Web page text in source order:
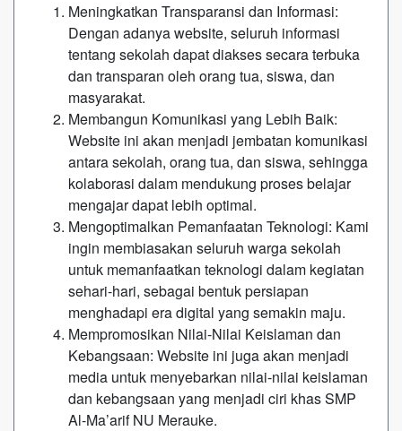
Meningkatkan Transparansi dan Informasi:
Dengan adanya website, seluruh informasi
tentang sekolah dapat diakses secara terbuka
dan transparan oleh orang tua, siswa, dan
masyarakat.
Membangun Komunikasi yang Lebih Baik:
Website ini akan menjadi jembatan komunikasi
antara sekolah, orang tua, dan siswa, sehingga
kolaborasi dalam mendukung proses belajar
mengajar dapat lebih optimal.
Mengoptimalkan Pemanfaatan Teknologi: Kami
ingin membiasakan seluruh warga sekolah
untuk memanfaatkan teknologi dalam kegiatan
sehari-hari, sebagai bentuk persiapan
menghadapi era digital yang semakin maju.
Mempromosikan Nilai-Nilai Keislaman dan
Kebangsaan: Website ini juga akan menjadi
media untuk menyebarkan nilai-nilai keislaman
dan kebangsaan yang menjadi ciri khas SMP
Al-Ma’arif NU Merauke.